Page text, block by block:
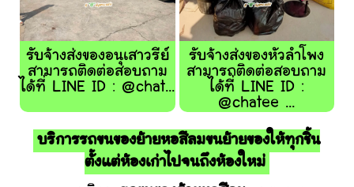
รับจ้างส่งของอนุเสาวรีย์
สามารถติดต่อสอบถาม
ได้ที่ LINE ID : @chat...
รับจ้างส่งของหัวลำโพง
สามารถติดต่อสอบถาม
ได้ที่ LINE ID :
@chatee ...
บริการรถขนของย้ายหอสีลมขนย้ายของให้ทุกชิ้น
ตั้งแต่ห้องเก่าไปจนถึงห้องใหม่